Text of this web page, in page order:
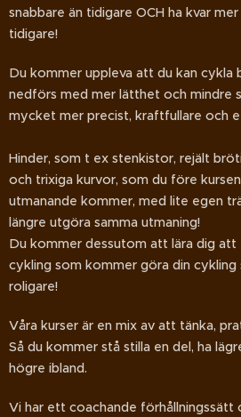
snabbare än tidigare OCH ha kvar
tidigare!
Du kommer uppleva att du kan cykla
nedförs med mer lätthet och mindre
mycket mer precist, kraftfullare och
Hinder, som t ex stenkistor, rejält
och trixiga kurvor, som du före
utmanande kommer, med lite egen
längre utgöra samma utmaning!
Du kommer dessutom att lära dig
cykling som kommer göra din
roligare!
Våra kurser är en mix av att tänka,
Så du kommer stå stilla en del, ha
högre ibland.
Vi har ett coachande